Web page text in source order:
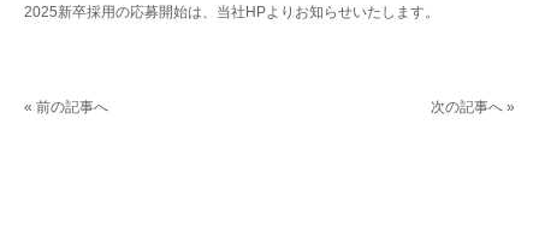
2025新卒採用の応募開始は、当社HPよりお知らせいたします。
次の記事へ »
« 前の記事へ